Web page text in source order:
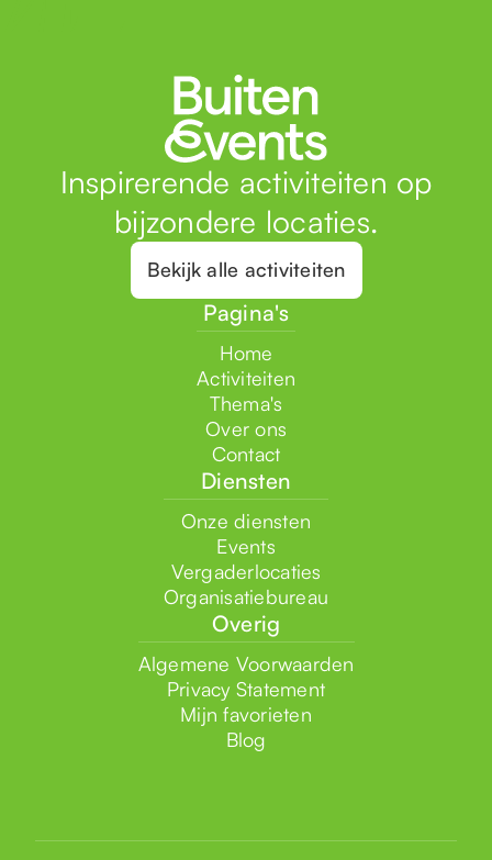
Inspirerende activiteiten op
bijzondere locaties.
Bekijk alle activiteiten
Pagina's
Home
Activiteiten
Thema's
Over ons
Contact
Diensten
Onze diensten
Events
Vergaderlocaties
Organisatiebureau
Overig
Algemene Voorwaarden
Privacy Statement
Mijn favorieten
Blog